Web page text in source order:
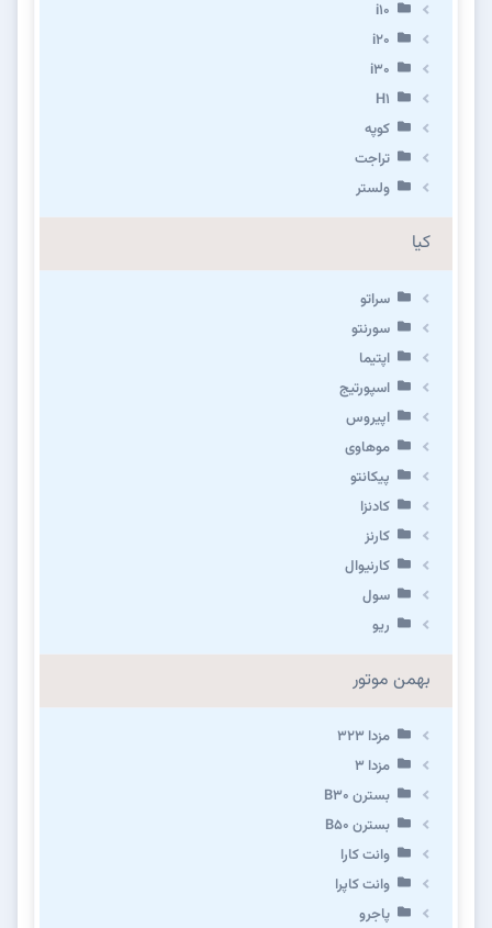
i10
i20
i30
H1
کوپه
تراجت
ولستر
کیا
سراتو
سورنتو
اپتیما
اسپورتیج
اپیروس
موهاوی
پیکانتو
کادنزا
کارنز
کارنیوال
سول
ریو
بهمن موتور
مزدا ۳۲۳
مزدا ۳
بسترن B۳۰
بسترن B۵۰
وانت کارا
وانت کاپرا
پاجرو